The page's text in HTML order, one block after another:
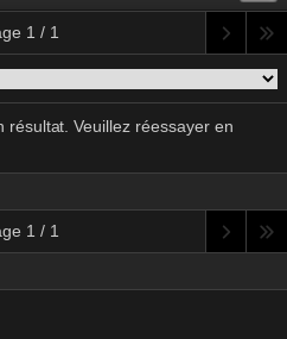
1 / 1
Veuillez réessayer en
1 / 1